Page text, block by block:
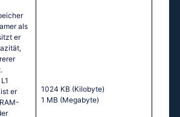
als
er
er
1024 KB (Kilobyte)
1 MB (Megabyte)